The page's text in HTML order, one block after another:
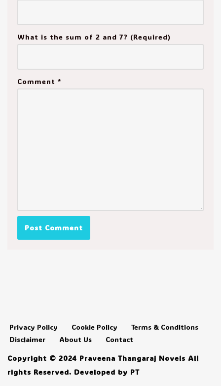
What is the sum of 2 and 7? (Required)
Comment *
Privacy Policy Cookie Policy
Terms & Conditions
Disclaimer
About Us
Contact
Copyright © 2024 Praveena Thangaraj Novels All
rights Reserved. Developed by PT